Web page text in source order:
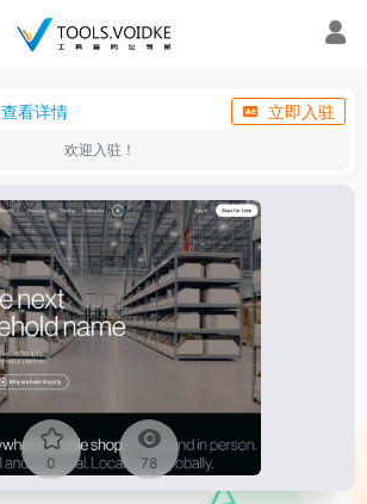
查看详情 立即入驻
欢迎入驻！
0 78